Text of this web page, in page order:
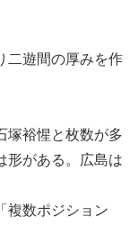
二遊間の厚みを作
塚裕惺と枚数が多
形がある。広島は
複数ポジション